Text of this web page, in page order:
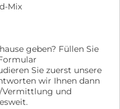
Mix
geben? Füllen Sie
Sie zuerst unsere
wir Ihnen dann
Vermittlung und